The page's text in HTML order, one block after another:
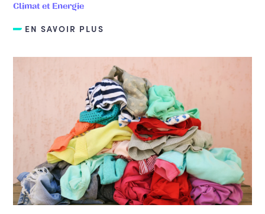
Climat et Energie
EN SAVOIR PLUS